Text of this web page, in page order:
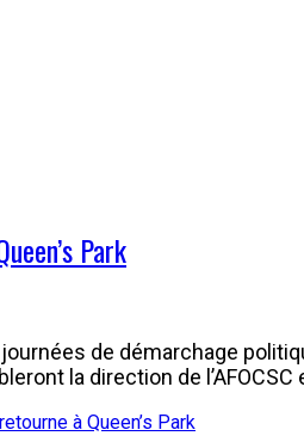
Park
journées de démarchage
la direction de l’AFOCSC
à Queen’s Park